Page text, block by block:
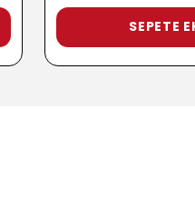
SEPETE